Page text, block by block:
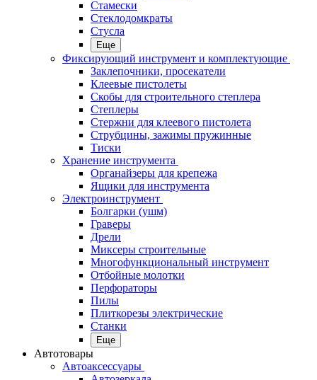
Стамески
Стеклодомкраты
Стусла
Еще
Фиксирующий инструмент и комплектующие
Заклепочники, просекатели
Клеевые пистолеты
Скобы для строительного степлера
Степлеры
Стержни для клеевого пистолета
Струбцины, зажимы пружинные
Тиски
Хранение инструмента
Органайзеры для крепежа
Ящики для инструмента
Электроинструмент
Болгарки (ушм)
Граверы
Дрели
Миксеры строительные
Многофункциональный инструмент
Отбойные молотки
Перфораторы
Пилы
Плиткорезы электрические
Станки
Еще
Автотовары
Автоаксессуары